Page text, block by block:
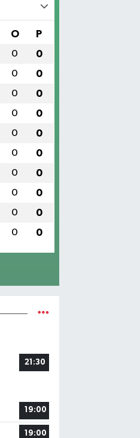
O P
0 0
0 0
0 0
0 0
0 0
0 0
0 0
0 0
0 0
0 0
21:30
19:00
19:00